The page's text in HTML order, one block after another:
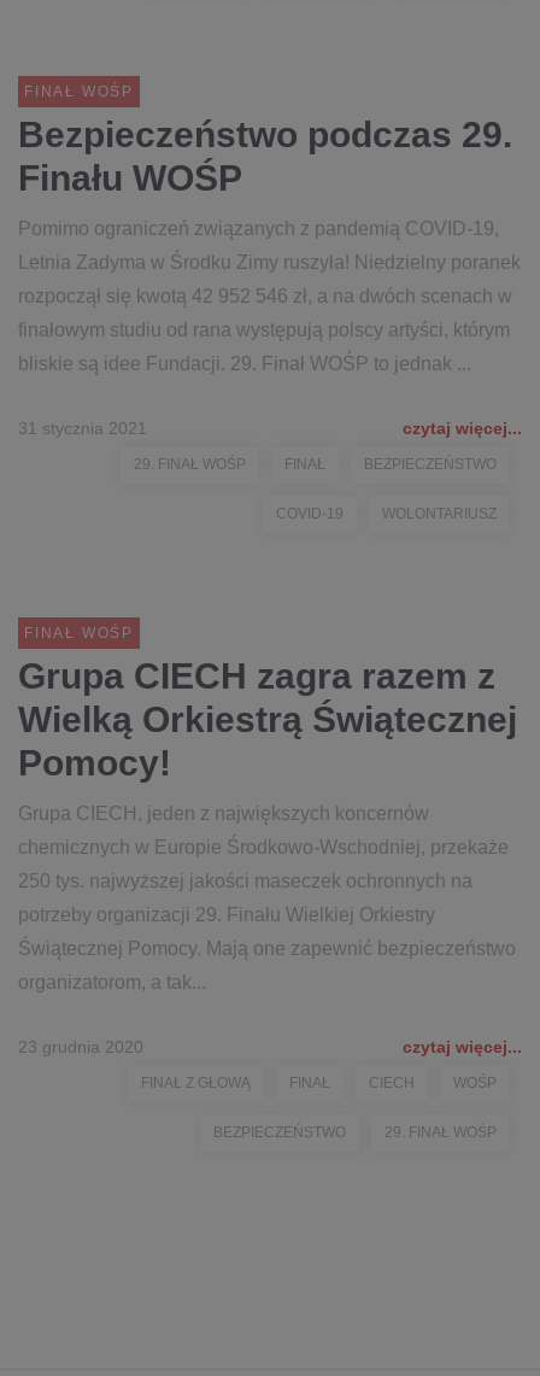
FINAŁ WOŚP
Bezpieczeństwo podczas 29.
Finału WOŚP
Pomimo ograniczeń związanych z pandemią COVID-19,
Letnia Zadyma w Środku Zimy ruszyła! Niedzielny poranek
rozpoczął się kwotą 42 952 546 zł, a na dwóch scenach w
finałowym studiu od rana występują polscy artyści, którym
bliskie są idee Fundacji. 29. Finał WOŚP to jednak ...
31 stycznia 2021 czytaj więcej...
29. FINAŁ WOŚP FINAŁ BEZPIECZEŃSTWO
COVID-19 WOLONTARIUSZ
FINAŁ WOŚP
Grupa CIECH zagra razem z
Wielką Orkiestrą Świątecznej
Pomocy!
Grupa CIECH, jeden z największych koncernów
chemicznych w Europie Środkowo-Wschodniej, przekaże
250 tys. najwyższej jakości maseczek ochronnych na
potrzeby organizacji 29. Finału Wielkiej Orkiestry
Świątecznej Pomocy. Mają one zapewnić bezpieczeństwo
organizatorom, a tak...
23 grudnia 2020 czytaj więcej...
FINAŁ Z GŁOWĄ FINAŁ CIECH WOŚP
BEZPIECZEŃSTWO 29. FINAŁ WOŚP